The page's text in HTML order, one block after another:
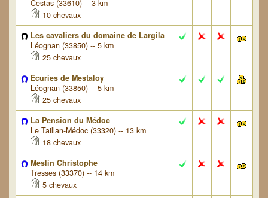
Cestas (33610) -- 3 km
10 chevaux
Les cavaliers du domaine de Largila
Léognan (33850) -- 5 km
25 chevaux
Ecuries de Mestaloy
Léognan (33850) -- 5 km
25 chevaux
La Pension du Médoc
Le Taillan-Médoc (33320) -- 13 km
18 chevaux
Meslin Christophe
Tresses (33370) -- 14 km
5 chevaux